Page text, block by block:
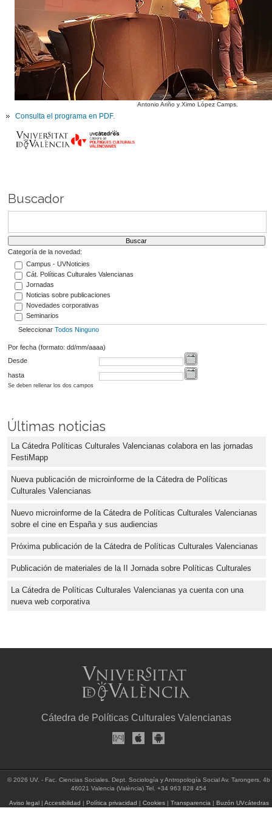
Antonio Ariño y Ximo López Camps.
Consulta el programa en PDF.
Buscador
Categoría de la novedad:
Campus - UVNoticies
Cát. Políticas Culturales Valencianas
Jornadas
Noticias sobre publicaciones
Novedades corporativas
Seminarios
Seleccionar Todos Ninguno
Por fecha (formato: dd/mm/aaaa)
Desde
hasta
Se deben rellenar los dos campos
Últimas noticias
La Cátedra Políticas Culturales Valencianas colabora en las jornadas
FestiMapp
Nueva publicación de microinforme de la Cátedra de Políticas
Culturales Valencianas
Nuevo microinforme de la Cátedra de Políticas Culturales Valencianas
sobre el cine en España y sus audiencias
Próxima publicación de la Cátedra de Políticas Culturales Valencianas
Publicación de materiales de la II Jornada sobre Políticas Culturales
La Cátedra de Políticas Culturales Valencianas ya cuenta con una
nueva web corporativa
Cátedra de Políticas Culturales Valencianas
© 2026 UV. - Fac. Ciencias Sociales. Dept. Sociología y Antropología Social Av. Tarongers, 4b
46021 Valencia (València) Tel. +34 963 828 454
Aviso legal| Accesibilidad | Política privacidad | Cookies| Transparencia | Buzón UVcátedras